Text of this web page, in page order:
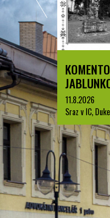
LETNÍ
22.8.2026
park A.